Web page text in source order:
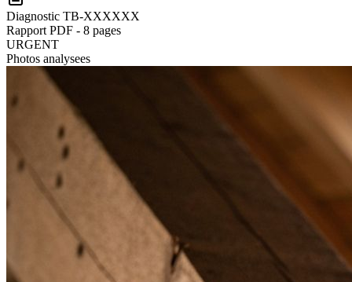
Diagnostic TB-XXXXXX
Rapport PDF - 8 pages
URGENT
Photos analysees